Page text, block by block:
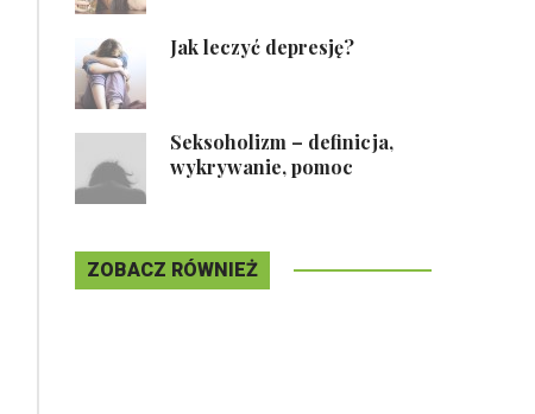
Jak leczyć depresję?
Seksoholizm – definicja,
wykrywanie, pomoc
ZOBACZ RÓWNIEŻ